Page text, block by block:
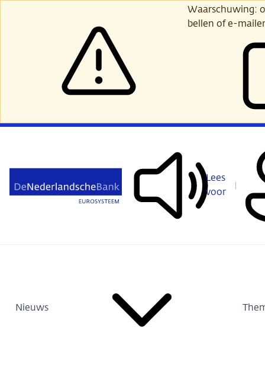
Waarschuwing:
bellen of e-
Lees
voor
Nieuws